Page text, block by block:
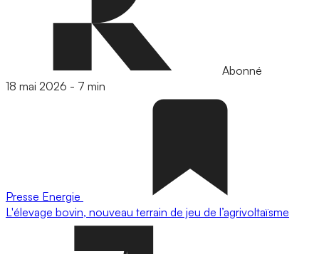
Abonné
18 mai 2026 - 7 min
Presse Energie
L'élevage bovin, nouveau terrain de jeu de l’agrivoltaïsme